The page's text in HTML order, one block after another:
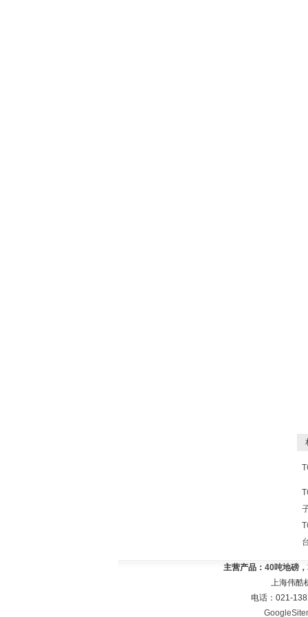
主营产品： 40吨地磅
上海伟酷
电话：021-